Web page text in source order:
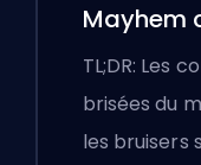
Mayhem
bottes
TL;DR: Les
brisées du
les bruisers